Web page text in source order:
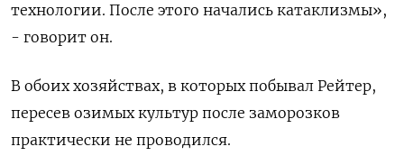
технологии. После этого начались катаклизмы»,
- говорит он.
В обоих хозяйствах, в которых побывал Рейтер,
пересев озимых культур после заморозков
практически не проводился.